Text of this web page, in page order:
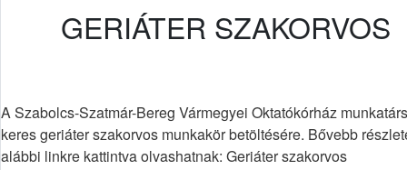
GERIÁTER SZAKORVOS
A Szabolcs-Szatmár-Bereg Vármegyei Oktatókórház
keres geriáter szakorvos munkakör betöltésére. Bővebb
alábbi linkre kattintva olvashatnak: Geriáter szakorvos